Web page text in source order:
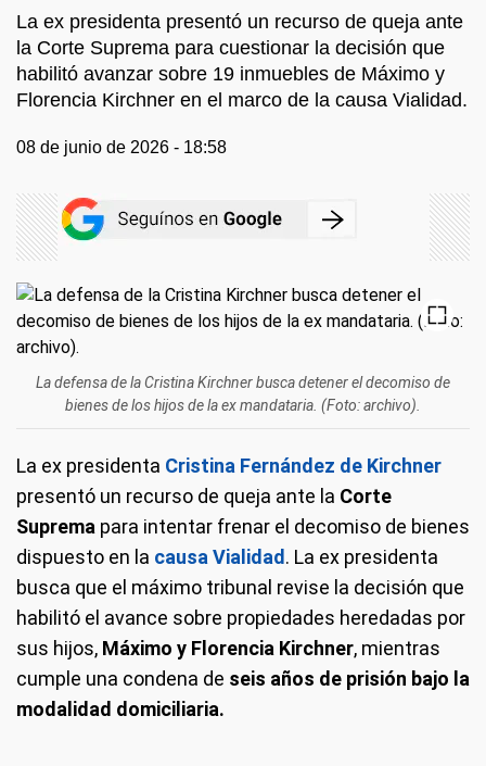
La ex presidenta presentó un recurso de queja ante
la Corte Suprema para cuestionar la decisión que
habilitó avanzar sobre 19 inmuebles de Máximo y
Florencia Kirchner en el marco de la causa Vialidad.
08 de junio de 2026 - 18:58
La defensa de la Cristina Kirchner busca detener el decomiso de
bienes de los hijos de la ex mandataria. (Foto: archivo).
La ex presidenta Cristina Fernández de Kirchner
presentó un recurso de queja ante la Corte
Suprema para intentar frenar el decomiso de bienes
dispuesto en la causa Vialidad . La ex presidenta
busca que el máximo tribunal revise la decisión que
habilitó el avance sobre propiedades heredadas por
sus hijos, Máximo y Florencia Kirchner, mientras
cumple una condena de seis años de prisión bajo la
modalidad domiciliaria.